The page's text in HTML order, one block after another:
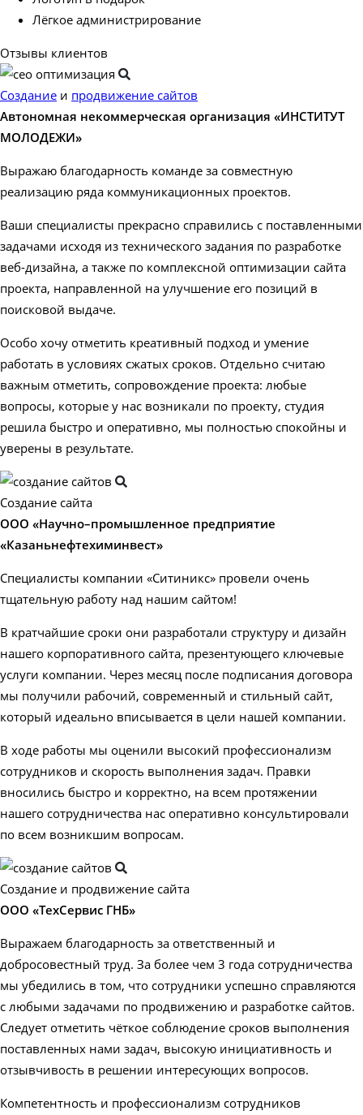
Лёгкое администрирование
Отзывы клиентов
Создание и продвижение сайтов
Автономная некоммерческая организация «ИНСТИТУТ
МОЛОДЕЖИ»
Выражаю благодарность команде за совместную
реализацию ряда коммуникационных проектов.
Ваши специалисты прекрасно справились с поставленными
задачами исходя из технического задания по разработке
веб-дизайна, а также по комплексной оптимизации сайта
проекта, направленной на улучшение его позиций в
поисковой выдаче.
Особо хочу отметить креативный подход и умение
работать в условиях сжатых сроков. Отдельно считаю
важным отметить, сопровождение проекта: любые
вопросы, которые у нас возникали по проекту, студия
решила быстро и оперативно, мы полностью спокойны и
уверены в результате.
Создание сайта
ООО «Научно–промышленное предприятие
«Казаньнефтехиминвест»
Специалисты компании «Ситиникс» провели очень
тщательную работу над нашим сайтом!
В кратчайшие сроки они разработали структуру и дизайн
нашего корпоративного сайта, презентующего ключевые
услуги компании. Через месяц после подписания договора
мы получили рабочий, современный и стильный сайт,
который идеально вписывается в цели нашей компании.
В ходе работы мы оценили высокий профессионализм
сотрудников и скорость выполнения задач. Правки
вносились быстро и корректно, на всем протяжении
нашего сотрудничества нас оперативно консультировали
по всем возникшим вопросам.
Создание и продвижение сайта
ООО «ТехСервис ГНБ»
Выражаем благодарность за ответственный и
добросовестный труд. За более чем 3 года сотрудничества
мы убедились в том, что сотрудники успешно справляются
с любыми задачами по продвижению и разработке сайтов.
Следует отметить чёткое соблюдение сроков выполнения
поставленных нами задач, высокую инициативность и
отзывчивость в решении интересующих вопросов.
Компетентность и профессионализм сотрудников